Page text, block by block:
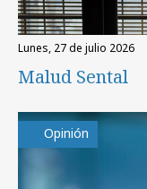
lunes, 27 de julio 2026
Malud Sental
Opinión